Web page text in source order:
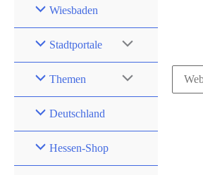
Wiesbaden
Stadtportale
Themen
Deutschland
Hessen-Shop
Search